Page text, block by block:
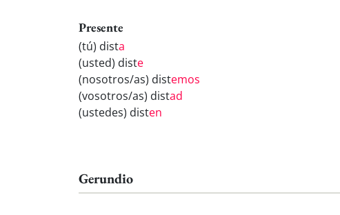
Presente
(tú) dista
(usted) diste
(nosotros/as) distemos
(vosotros/as) distad
(ustedes) disten
Gerundio